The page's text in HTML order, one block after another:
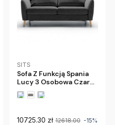
SITS
Sofa Z Funkcją Spania
Lucy 3 Osobowa Czarny
Melanż Sits
10725.30 zł 12618.00 -15%